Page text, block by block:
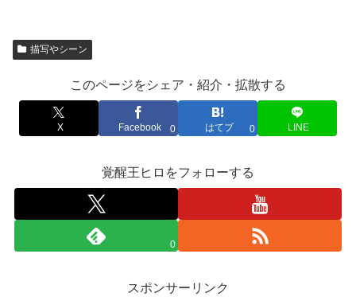
描写やシーン
このページをシェア・紹介・拡散する
X Facebook 0 はてブ 0 LINE
覚醒王ヒロをフォローする
0
スポンサーリンク